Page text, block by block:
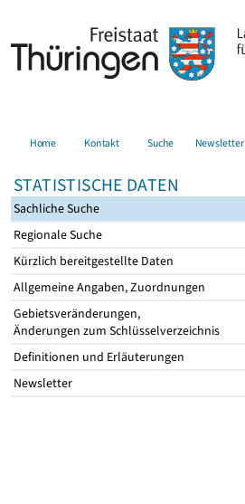
Home Kontakt Suche Newsletter
STATISTISCHE DATEN
Sachliche Suche
Regionale Suche
Kürzlich bereitgestellte Daten
Allgemeine Angaben, Zuordnungen
Gebietsveränderungen,
Änderungen zum Schlüsselverzeichnis
Definitionen und Erläuterungen
Newsletter